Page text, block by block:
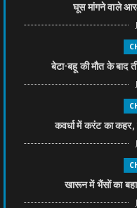
घूस मांगने वाले
बेटा-बहू की मौत के बाद
कवर्धा में करंट का कहर,
खारून में भैंसों का